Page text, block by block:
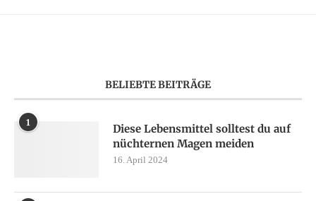
BELIEBTE BEITRÄGE
1
Diese Lebensmittel solltest du auf
nüchternen Magen meiden
16. April 2024